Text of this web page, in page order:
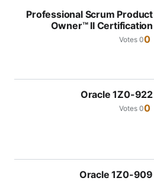
تسجيل الدخول وممارسة أسئلة
أي مكان.
Professional Scrum Product
Owner™ II Certification
0
0 Votes
Oracle 1Z0-922
0
0 Votes
Oracle 1Z0-909